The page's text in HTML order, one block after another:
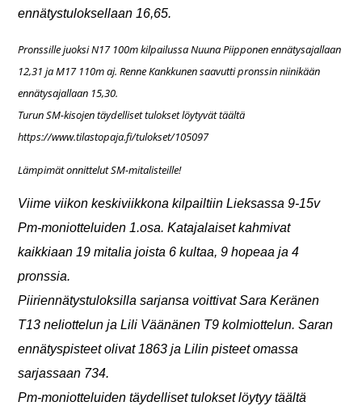
ennätystuloksellaan 16,65.
Pronssille juoksi N17 100m kilpailussa Nuuna Piipponen ennätysajallaan
12,31 ja M17 110m aj. Renne Kankkunen saavutti pronssin niinikään
ennätysajallaan 15,30.
Turun SM-kisojen täydelliset tulokset löytyvät täältä
https://www.tilastopaja.fi/tulokset/105097
Lämpimät onnittelut SM-mitalisteille!
Viime viikon keskiviikkona kilpailtiin Lieksassa 9-15v
Pm-moniotteluiden 1.osa. Katajalaiset kahmivat
kaikkiaan 19 mitalia joista 6 kultaa, 9 hopeaa ja 4
pronssia.
Piiriennätystuloksilla sarjansa voittivat Sara Keränen
T13 neliottelun ja Lili Väänänen T9 kolmiottelun. Saran
ennätyspisteet olivat 1863 ja Lilin pisteet omassa
sarjassaan 734.
Pm-moniotteluiden täydelliset tulokset löytyy täältä